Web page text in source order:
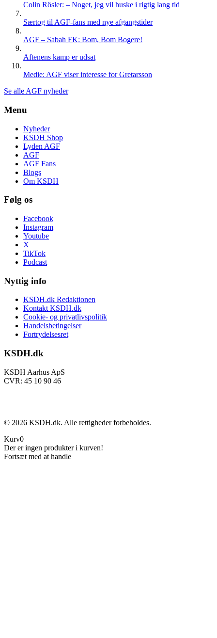
Colin Rösler: – Noget, jeg vil huske i rigtig lang tid
Særtog til AGF-fans med nye afgangstider
AGF – Sabah FK: Bom, Bom Bogere!
Aftenens kamp er udsat
Medie: AGF viser interesse for Gretarsson
Se alle AGF nyheder
Menu
Nyheder
KSDH Shop
Lyden AGF
AGF
AGF Fans
Blogs
Om KSDH
Følg os
Facebook
Instagram
Youtube
X
TikTok
Podcast
Nyttig info
KSDH.dk Redaktionen
Kontakt KSDH.dk
Cookie- og privatlivspolitik
Handelsbetingelser
Fortrydelsesret
KSDH.dk
KSDH Aarhus ApS
CVR: 45 10 90 46
© 2026 KSDH.dk. Alle rettigheder forbeholdes.
Kurv0
Der er ingen produkter i kurven!
Fortsæt med at handle